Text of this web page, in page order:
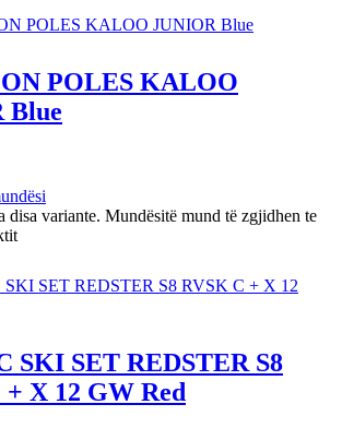
POLES KALOO
Blue
disa variante. Mundësitë mund të zgjidhen te
SKI SET REDSTER S8
X 12 GW Red